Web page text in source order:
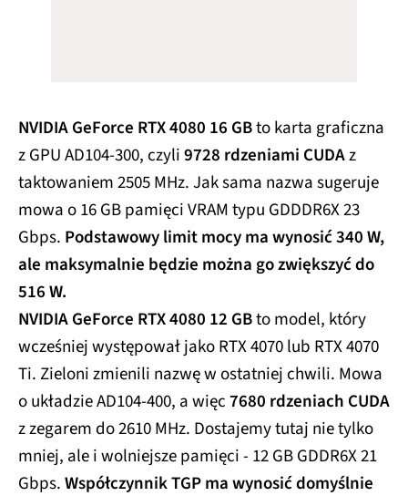
NVIDIA GeForce RTX 4080 16 GBto karta graficzna
z GPU AD104-300, czyli9728 rdzeniami CUDAz
taktowaniem 2505 MHz. Jak sama nazwa sugeruje
mowa o 16 GB pamięci VRAM typu GDDDR6X 23
Gbps. Podstawowy limit mocy ma wynosić 340 W,
ale maksymalnie będzie można go zwiększyć do
516 W.
NVIDIA GeForce RTX 4080 12 GBto model, który
wcześniej występował jako RTX 4070 lub RTX 4070
Ti. Zieloni zmienili nazwę w ostatniej chwili. Mowa
o układzie AD104-400, a więc7680 rdzeniach CUDA
z zegarem do 2610 MHz. Dostajemy tutaj nie tylko
mniej, ale i wolniejsze pamięci - 12 GB GDDR6X 21
Gbps.Współczynnik TGP ma wynosić domyślnie